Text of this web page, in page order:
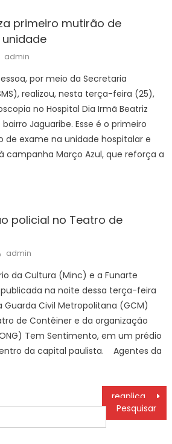
primeiro mutirão de
Author
admin
por meio da Secretaria
realizou, nesta terça-feira (25),
no Hospital Dia Irmã Beatriz
Jaguaribe. Esse é o primeiro
de exame na unidade hospitalar e
campanha Março Azul, que reforça a
policial no Teatro de
Author
admin
da Cultura (Minc) e a Funarte
na noite dessa terça-feira
Guarda Civil Metropolitana (GCM)
de Contêiner e da organização
Tem Sentimento, em um prédio
da capital paulista. Agentes da